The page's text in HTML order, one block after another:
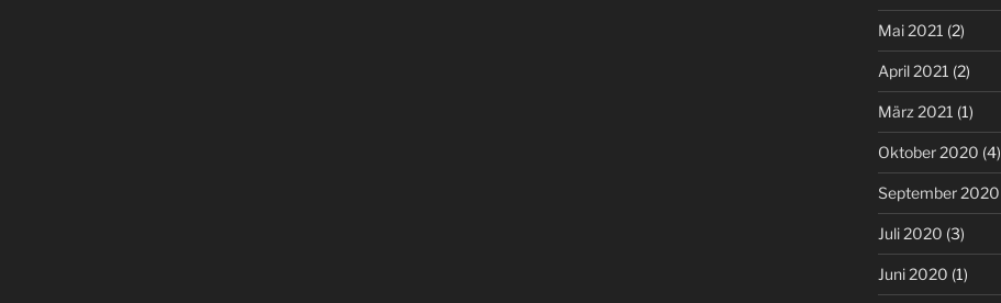
Mai 2021 (2)
April 2021 (2)
März 2021 (1)
Oktober 2020 (4)
September 2020
Juli 2020 (3)
Juni 2020 (1)